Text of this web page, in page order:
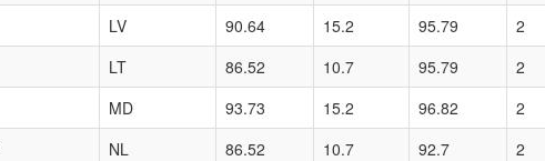
LV 90.64 15.2 95.79
2
LT 86.52 10.7 95.79
2
MD 93.73 15.2 96.82
2
NL 86.52 10.7 92.7
2